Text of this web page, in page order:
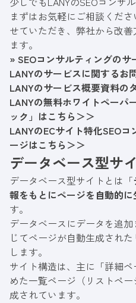
まずはお気軽にご相談くだ
せていただき、弊社から改
ます。
» SEOコンサルティングのサ
LANYのサービスに関するお
LANYのサービス概要資料の
LANYの無料ホワイトペーパ
ック」はこちら＞＞
LANYのECサイト特化SEO
ージはこちら＞＞
データベース型サ
データベース型サイトとは「
報をもとにページを自動的
す。
データベースにデータを追
じてページが自動生成され
します。
サイト構造は、主に「詳細
めた一覧ページ（リストペ
成されています。